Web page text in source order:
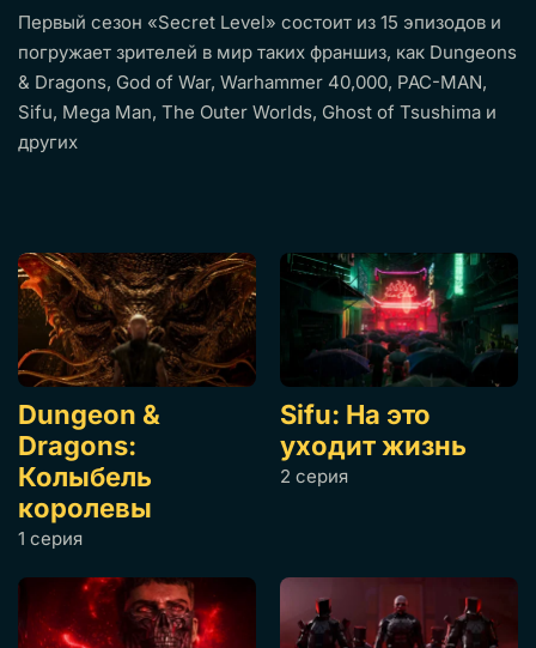
Первый сезон «Secret Level» состоит из 15 эпизодов и
погружает зрителей в мир таких франшиз, как Dungeons
& Dragons, God of War, Warhammer 40,000, PAC-MAN,
Sifu, Mega Man, The Outer Worlds, Ghost of Tsushima и
других
Dungeon &
Dragons:
Колыбель
королевы
1 серия
Sifu: На это
уходит жизнь
2 серия